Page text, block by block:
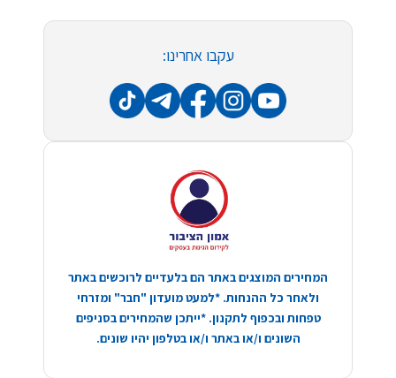
עקבו אחרינו:
המחירים המוצגים באתר הם בלעדיים לרוכשים באתר
ולאחר כל ההנחות. *למעט מועדון "חבר" ומזרחי
טפחות ובכפוף לתקנון. *ייתכן שהמחירים בסניפים
השונים ו/או באתר ו/או בטלפון יהיו שונים.